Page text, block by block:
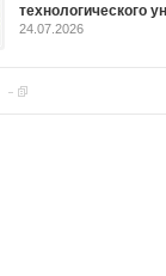
технологического
24.07.2026